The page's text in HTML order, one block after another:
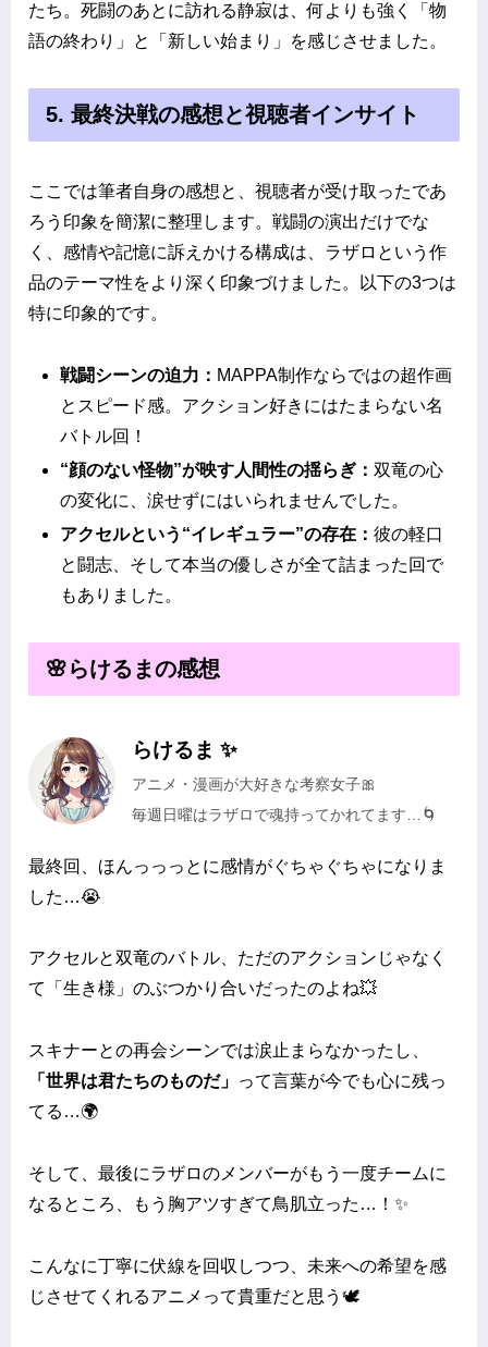
たち。死闘のあとに訪れる静寂は、何よりも強く「物
語の終わり」と「新しい始まり」を感じさせました。
5. 最終決戦の感想と視聴者インサイト
ここでは筆者自身の感想と、視聴者が受け取ったであ
ろう印象を簡潔に整理します。戦闘の演出だけでな
く、感情や記憶に訴えかける構成は、ラザロという作
品のテーマ性をより深く印象づけました。以下の3つは
特に印象的です。
戦闘シーンの迫力： MAPPA制作ならではの超作画
とスピード感。アクション好きにはたまらない名
バトル回！
“顔のない怪物”が映す人間性の揺らぎ：双竜の心
の変化に、涙せずにはいられませんでした。
アクセルという“イレギュラー”の存在：彼の軽口
と闘志、そして本当の優しさが全て詰まった回で
もありました。
🌸らけるまの感想
らけるま ✨
アニメ・漫画が大好きな考察女子🎀
毎週日曜はラザロで魂持ってかれてます…🌀
最終回、ほんっっっとに感情がぐちゃぐちゃになりま
した…😭
アクセルと双竜のバトル、ただのアクションじゃなく
て「生き様」のぶつかり合いだったのよね💥
スキナーとの再会シーンでは涙止まらなかったし、
「世界は君たちのものだ」 って言葉が今でも心に残っ
てる…🌍
そして、最後にラザロのメンバーがもう一度チームに
なるところ、もう胸アツすぎて鳥肌立った…！✨
こんなに丁寧に伏線を回収しつつ、未来への希望を感
じさせてくれるアニメって貴重だと思う🕊️